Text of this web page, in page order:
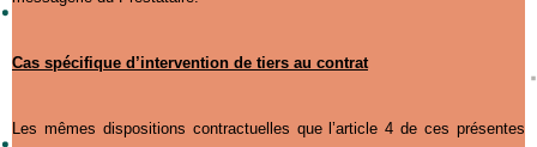
Cas spécifique d’intervention de tiers au contrat
Les mêmes dispositions contractuelles que l’article 4 de ces présentes